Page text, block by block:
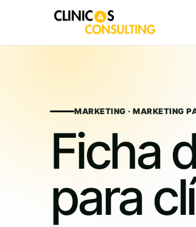
MARKETING · MARKETING
Ficha
para